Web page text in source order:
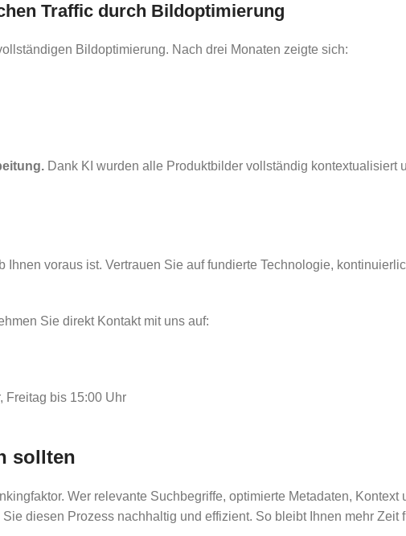
Traffic durch Bildoptimierung
Bildoptimierung. Nach drei Monaten zeigte sich:
Dank KI wurden alle Produktbilder vollständig kontextualisiert
voraus ist. Vertrauen Sie auf fundierte Technologie,
Sie direkt Kontakt mit uns auf:
Freitag bis 15:00 Uhr
sollten
Wer relevante Suchbegriffe, optimierte Metadaten,
diesen Prozess nachhaltig und effizient. So bleibt Ihnen mehr Zeit